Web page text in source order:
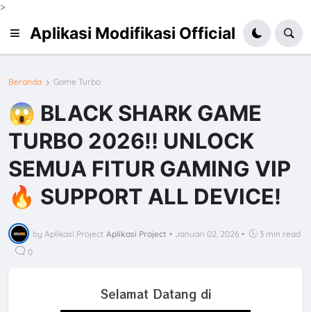
>
Aplikasi Modifikasi Official
Beranda Game Turbo
😱 BLACK SHARK GAME
TURBO 2026‼️ UNLOCK
SEMUA FITUR GAMING VIP
🔥 SUPPORT ALL DEVICE!
by Aplikasi Project Aplikasi Project • Januari 02, 2026 •
3 min read
0
Selamat Datang di